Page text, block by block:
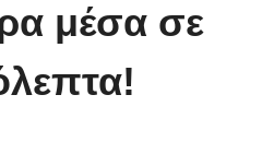
μηχάνημα
μέσα σε